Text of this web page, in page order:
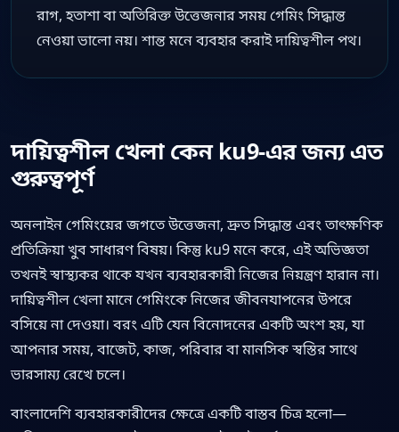
রাগ, হতাশা বা অতিরিক্ত উত্তেজনার সময় গেমিং সিদ্ধান্ত
নেওয়া ভালো নয়। শান্ত মনে ব্যবহার করাই দায়িত্বশীল পথ।
দায়িত্বশীল খেলা কেন ku9-এর জন্য এত
গুরুত্বপূর্ণ
অনলাইন গেমিংয়ের জগতে উত্তেজনা, দ্রুত সিদ্ধান্ত এবং তাৎক্ষণিক
প্রতিক্রিয়া খুব সাধারণ বিষয়। কিন্তু ku9 মনে করে, এই অভিজ্ঞতা
তখনই স্বাস্থ্যকর থাকে যখন ব্যবহারকারী নিজের নিয়ন্ত্রণ হারান না।
দায়িত্বশীল খেলা মানে গেমিংকে নিজের জীবনযাপনের উপরে
বসিয়ে না দেওয়া। বরং এটি যেন বিনোদনের একটি অংশ হয়, যা
আপনার সময়, বাজেট, কাজ, পরিবার বা মানসিক স্বস্তির সাথে
ভারসাম্য রেখে চলে।
বাংলাদেশি ব্যবহারকারীদের ক্ষেত্রে একটি বাস্তব চিত্র হলো—